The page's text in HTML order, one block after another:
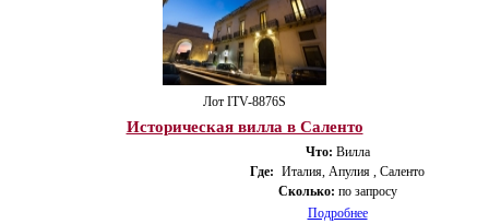
Лот ITV-8876S
Историческая вилла в Саленто
Что: Вилла
Где: Италия, Апулия , Саленто
Сколько: по запросу
Подробнее